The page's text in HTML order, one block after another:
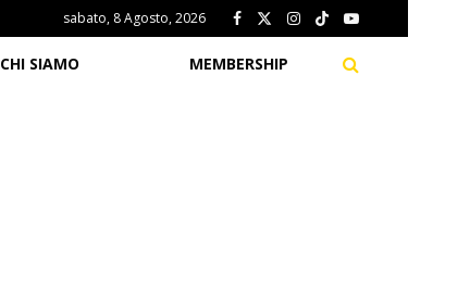
sabato, 8 Agosto, 2026
CHI SIAMO MEMBERSHIP